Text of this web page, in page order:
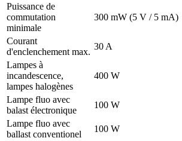
Puissance de
commutation
minimale
300 mW (5 V / 5 mA)
Courant
d'enclenchement max.
30 A
Lampes à
incandescence,
lampes halogènes
400 W
Lampe fluo avec
balast électronique
100 W
Lampe fluo avec
ballast conventionel
100 W